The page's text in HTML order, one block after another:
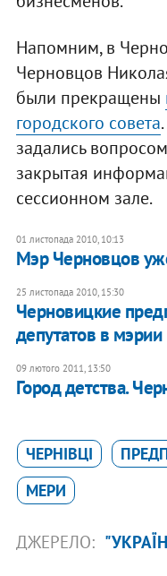
Напомним, в
Черновцов
были прекращены
городского совета
задались
закрытая
сессионном зале.
01 листопада 2010, 10:13
Мэр Черновцов
25 листопада 2010, 15:30
Черновицкие
депутатов в мэрии
09 лютого 2011, 13:50
Город детства.
ЧЕРНІВЦІ
МЕРИ
ДЖЕРЕЛО: